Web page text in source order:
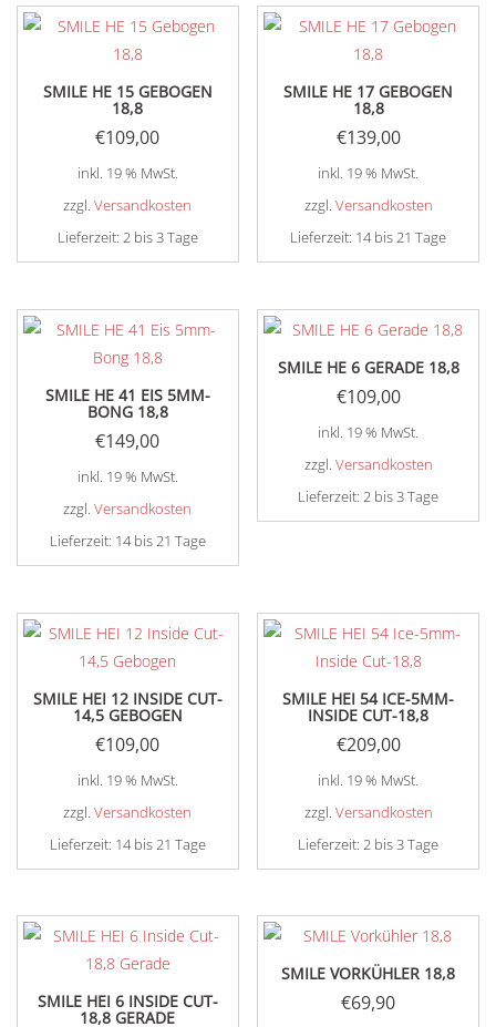
SMILE HE 15 GEBOGEN
18,8
€109,00
inkl. 19 % MwSt.
zzgl.Versandkosten
Lieferzeit: 2 bis 3 Tage
SMILE HE 17 GEBOGEN
18,8
€139,00
inkl. 19 % MwSt.
zzgl. Versandkosten
Lieferzeit: 14 bis 21 Tage
SMILE HE 41 EIS 5MM-
BONG 18,8
€149,00
inkl. 19 % MwSt.
zzgl.Versandkosten
Lieferzeit: 14 bis 21 Tage
SMILE HE 6 GERADE 18,8
€109,00
inkl. 19 % MwSt.
zzgl. Versandkosten
Lieferzeit:2 bis 3 Tage
SMILE HEI 12 INSIDE CUT-
14,5 GEBOGEN
€109,00
inkl. 19 % MwSt.
zzgl.Versandkosten
Lieferzeit: 14 bis 21 Tage
SMILE HEI 54 ICE-5MM-
INSIDE CUT-18,8
€209,00
inkl. 19 % MwSt.
zzgl. Versandkosten
Lieferzeit:2 bis 3 Tage
SMILE HEI 6 INSIDE CUT-
18,8 GERADE
SMILE VORKÜHLER 18,8
€69,90